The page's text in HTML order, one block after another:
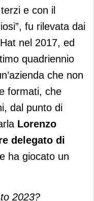
e con il
fu rilevata dai
nel 2017, ed
quadriennio
che non
formati, che
dal punto di
Lorenzo
delegato di
ha giocato un
2023?